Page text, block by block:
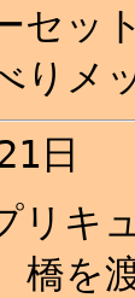
セット
りメ
日
リキ
橋を